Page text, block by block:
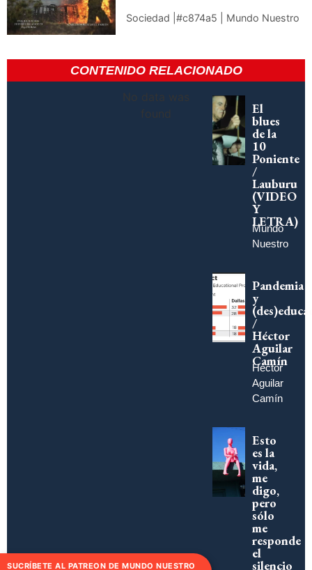
Sociedad |#c874a5 | Mundo Nuestro
CONTENIDO RELACIONADO
No data was
found
El
blues
de la
10
Poniente
/
Lauburu
(VIDEO
Y
LETRA)
Mundo
Nuestro
Pandemia
y
/
Héctor
Aguilar
Camín
Héctor
Aguilar
Camín
Esto
es la
vida,
me
digo,
pero
sólo
me
responde
el
silencio
SUCRÍBETE AL PATREON DE MUNDO NUESTRO